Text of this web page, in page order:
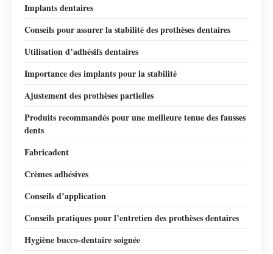
Implants dentaires
Conseils pour assurer la stabilité des prothèses dentaires
Utilisation d’adhésifs dentaires
Importance des implants pour la stabilité
Ajustement des prothèses partielles
Produits recommandés pour une meilleure tenue des fausses
dents
Fabricadent
Crèmes adhésives
Conseils d’application
Conseils pratiques pour l’entretien des prothèses dentaires
Hygiène bucco-dentaire soignée